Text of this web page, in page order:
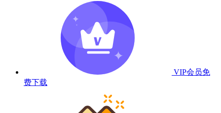
VIP会员免
费下载